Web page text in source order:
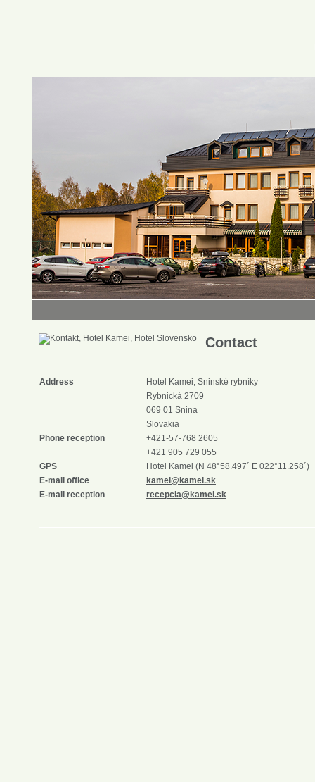
Contact
Address
Hotel Kamei, Sninské rybníky
Rybnická 2709
069 01 Snina
Slovakia
Phone reception
+421-57-768 2605
+421 905 729 055
GPS
Hotel Kamei (N 48°58.497´ E 022°11.258´)
E-mail office
kamei@kamei.sk
E-mail reception
recepcia@kamei.sk